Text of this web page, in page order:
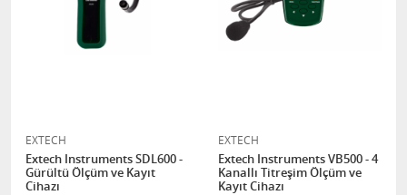
EXTECH
Extech Instruments SDL600 -
Gürültü Ölçüm ve Kayıt
Cihazı
EXTECH
Extech Instruments VB500 - 4
Kanallı Titreşim Ölçüm ve
Kayıt Cihazı